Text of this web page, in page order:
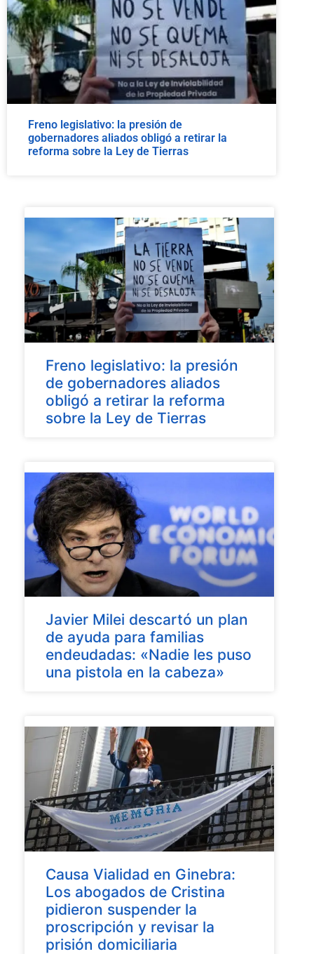
Freno legislativo: la presión de
gobernadores aliados obligó a retirar la
reforma sobre la Ley de Tierras
Freno legislativo: la presión
de gobernadores aliados
obligó a retirar la reforma
sobre la Ley de Tierras
Javier Milei descartó un plan
de ayuda para familias
endeudadas: «Nadie les puso
una pistola en la cabeza»
Causa Vialidad en Ginebra:
Los abogados de Cristina
pidieron suspender la
proscripción y revisar la
prisión domiciliaria